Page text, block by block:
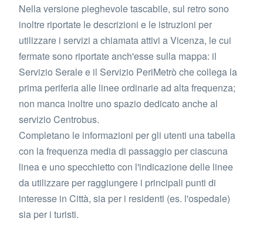
Nella versione pieghevole tascabile, sul retro sono
inoltre riportate le descrizioni e le istruzioni per
utilizzare i servizi a chiamata attivi a Vicenza, le cui
fermate sono riportate anch'esse sulla mappa: il
Servizio Serale e il Servizio PeriMetrò che collega la
prima periferia alle linee ordinarie ad alta frequenza;
non manca inoltre uno spazio dedicato anche al
servizio Centrobus.
Completano le informazioni per gli utenti una tabella
con la frequenza media di passaggio per ciascuna
linea e uno specchietto con l'indicazione delle linee
da utilizzare per raggiungere i principali punti di
interesse in Città, sia per i residenti (es. l'ospedale)
sia per i turisti.